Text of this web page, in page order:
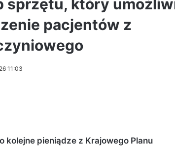
sprzętu, który
pacjentów z
11:03
kolejne pieniądze z Krajowego Planu